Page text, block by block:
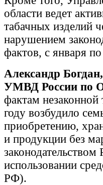
области ведет
табачных изделий
нарушением
фактов, с января
Александр
УМВД России по
фактам незаконной
году возбудило
приобретению,
и продукции без
использовании
РФ).